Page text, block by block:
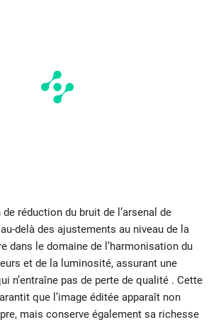
réduction du bruit de l’arsenal de
delà des ajustements au niveau de la
dans le domaine de l’harmonisation du
et de la luminosité, assurant une
n’entraîne pas de perte de qualité . Cette
que l’image éditée apparaît non
mais conserve également sa richesse